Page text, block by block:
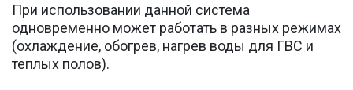
При использовании данной система
одновременно может работать в разных режимах
(охлаждение, обогрев, нагрев воды для ГВС и
теплых полов).